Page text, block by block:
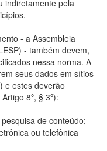
indiretamente pela
- a Assembleia
- também devem,
nessa norma. A
seus dados em sítios
e estes deverão
8º, § 3º):
de conteúdo;
ou telefônica